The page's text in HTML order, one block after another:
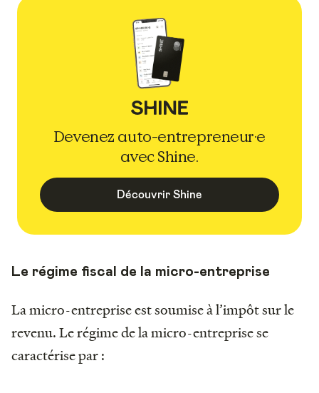
Devenez auto-entrepreneur·e
avec Shine.
Découvrir Shine
Le régime fiscal de la micro-entreprise
La micro-entreprise est soumise à l’impôt sur le
revenu. Le régime de la micro-entreprise se
caractérise par :